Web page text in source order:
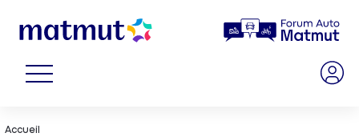
Accueil